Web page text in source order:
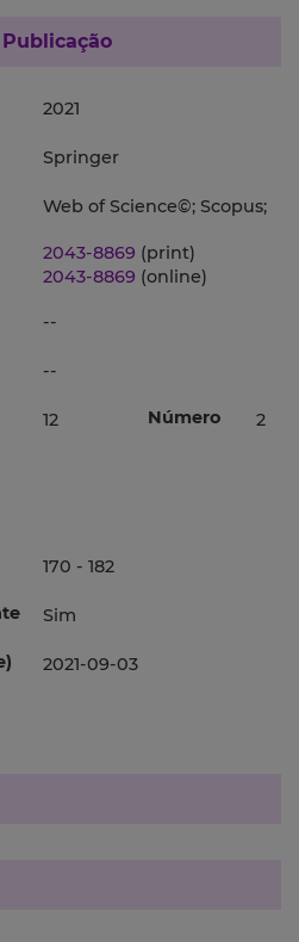
2021
Springer
Web of Science©; Scopus;
2043-8869 (print)
2043-8869 (online)
--
--
12 Número 2
170 - 182
Sim
2021-09-03